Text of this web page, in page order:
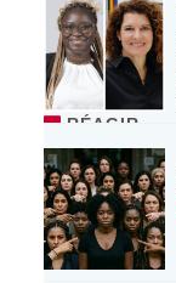
RÉAGIR